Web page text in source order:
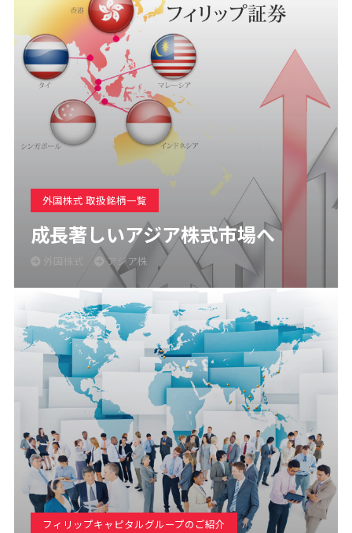
外国株式 取扱銘柄一覧
成長著しいアジア株式市場へ
アジア株
フィリップキャピタルグループのご紹介